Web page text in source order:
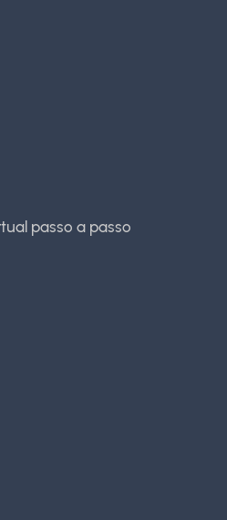
passo a passo